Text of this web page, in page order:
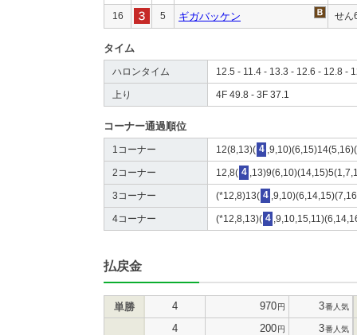
16 5 ギガバッケン せん
タイム
ハロンタイム 12.5 - 11.4 - 13.3 - 12.6 - 12.8 -
上り 4F 49.8 - 3F 37.1
コーナー通過順位
1コーナー 12(8,13)( 4
2コーナー 12,8( 4
3コーナー (*12,8)13( 4
4コーナー (*12,8,13)( 4
払戻金
単勝 4 970円 3番人気
4 200円 3番人気